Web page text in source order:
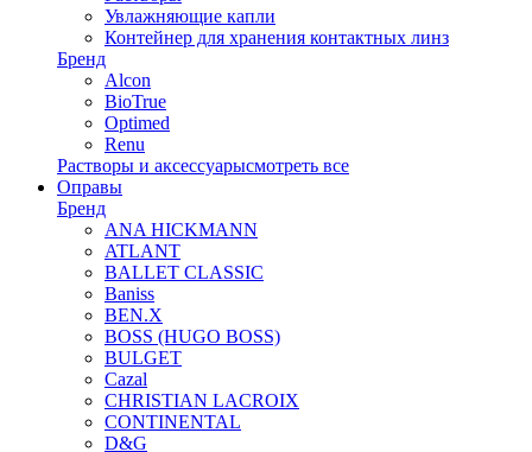
Увлажняющие капли
Контейнер для хранения контактных линз
Бренд
Alcon
BioTrue
Optimed
Renu
Растворы и аксессуарысмотреть все
Оправы
Бренд
ANA HICKMANN
ATLANT
BALLET CLASSIC
Baniss
BEN.X
BOSS (HUGO BOSS)
BULGET
Cazal
CHRISTIAN LACROIX
CONTINENTAL
D&G